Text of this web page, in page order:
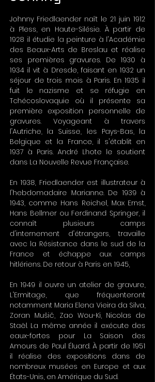
Johnny Friedlaender naît le 21 juin 1912
à Pless, en Haute-Silésie. À partir de
1928 il étudie la peinture à l'Académie
des Beaux-Arts de Breslau et réalise
ses premières gravures. De 1930 à
1934 il vit à Dresde, faisant en 1932 un
séjour de trois mois à Paris. En 1935 il
fuit le nazisme et se réfugie en
Tchécoslovaquie où il présente sa
première exposition personnelle de
gravures. Voyageant à travers
l'Autriche, la Suisse, les Pays-Bas, la
Belgique et la France, il s'établit en
1937 à Paris. André Lhote le soutient
dans La Nouvelle Revue Française.
En 1938, Friedlaender est illustrateur à
l'hebdomadaire Marianne. De 1939 à
1943, comme Hans Reichel, Max Ernst,
Hans Bellmer ou Ferdinand Springer, il
connaît plusieurs camps
d'internement d'étrangers, travaille
avec la Résistance dans le sud de la
France et échappe aux camps
hitlériens. De retour à Paris en 1945,
En 1949 il ouvre un atelier de gravure,
L'Ermitage, que fréquenteront
notamment Maria Elena Vieira da Silva,
Zoran Mušič, Zao Wou-Ki, Nicolas de
Staël. La même année il exécute des
eaux-fortes pour La Saison des
Amours de Paul Éluard. À partir de 1951
il réalise des expositions dans de
nombreux musées en Europe et aux
États-Unis, en Amérique du Sud.